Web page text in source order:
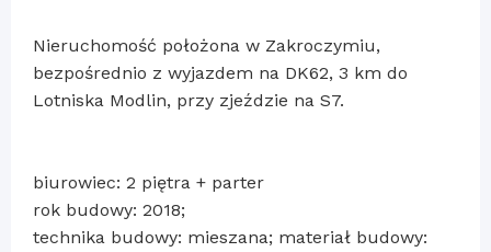
Nieruchomość położona w Zakroczymiu,
bezpośrednio z wyjazdem na DK62, 3 km do
Lotniska Modlin, przy zjeździe na S7.
biurowiec: 2 piętra + parter
rok budowy: 2018;
technika budowy: mieszana; materiał budowy: